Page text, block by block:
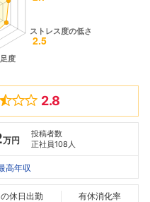
2.8
万円
投稿者数
正社員108人
30代
912万
1420万
高年収
の休日出勤 有休消化率